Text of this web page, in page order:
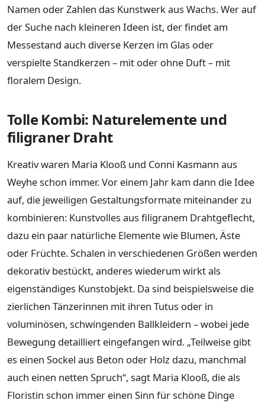
Namen oder Zahlen das Kunstwerk aus Wachs. Wer auf
der Suche nach kleineren Ideen ist, der findet am
Messestand auch diverse Kerzen im Glas oder
verspielte Standkerzen – mit oder ohne Duft – mit
floralem Design.
Tolle Kombi: Naturelemente und
filigraner Draht
Kreativ waren Maria Klooß und Conni Kasmann aus
Weyhe schon immer. Vor einem Jahr kam dann die Idee
auf, die jeweiligen Gestaltungsformate miteinander zu
kombinieren: Kunstvolles aus filigranem Drahtgeflecht,
dazu ein paar natürliche Elemente wie Blumen, Äste
oder Früchte. Schalen in verschiedenen Größen werden
dekorativ bestückt, anderes wiederum wirkt als
eigenständiges Kunstobjekt. Da sind beispielsweise die
zierlichen Tänzerinnen mit ihren Tutus oder in
voluminösen, schwingenden Ballkleidern – wobei jede
Bewegung detailliert eingefangen wird. „Teilweise gibt
es einen Sockel aus Beton oder Holz dazu, manchmal
auch einen netten Spruch“, sagt Maria Klooß, die als
Floristin schon immer einen Sinn für schöne Dinge